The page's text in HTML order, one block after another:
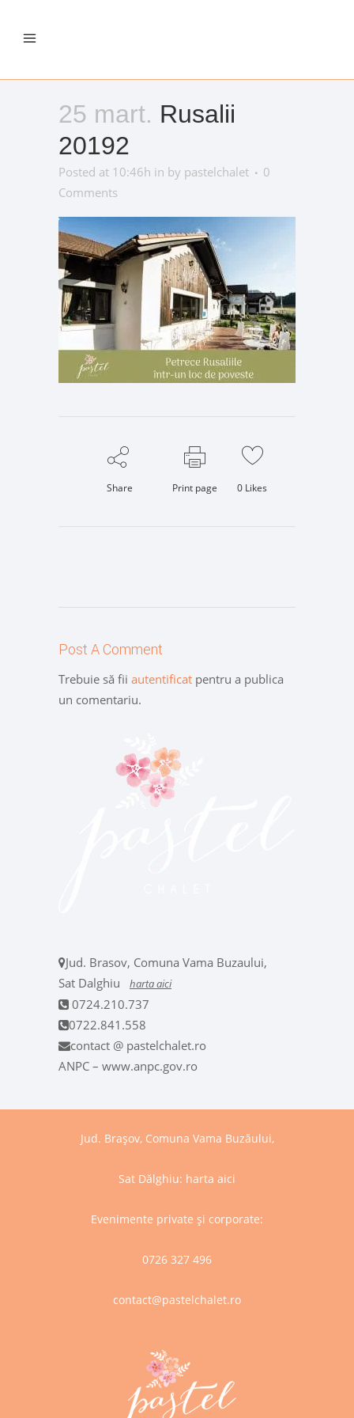
25 mart. Rusalii
20192
Posted at 10:46h in by pastelchalet
0
Comments
Share Print page 0 Likes
Post A Comment
Trebuie să fii autentificat pentru a publica
un comentariu.
Jud. Brasov, Comuna Vama Buzaului,
Sat Dalghiu
harta aici
0724.210.737
0722.841.558
contact @ pastelchalet.ro
ANPC – www.anpc.gov.ro
Jud. Brașov, Comuna Vama Buzăului,
Sat Dălghiu: harta aici
Evenimente private și corporate:
0726 327 496
contact@pastelchalet.ro